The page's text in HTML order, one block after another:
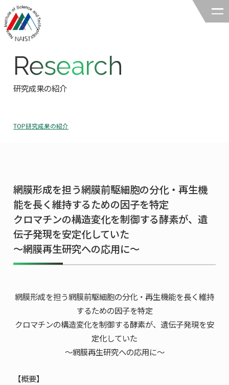
奈良先端科学技術大学院大学
領域の概要・特色
領域賞の紹介
研究室一覧
教員一覧
共用機器・設備紹介
研究成果
教育TOP
研究室への配属
セミナー情報
5年一貫コースの
国際バイオゼミナール
サマーキャンプ
海外ラボインターンシップ
キャリア
キャリアTOP
就職実績
卒業生の声
入試情報
入試情報TOP
研究＆授業
イベント
合わせ
マップ
学内限定 ENGLISH
受験生の方へ
教職員の方へ
地域・一般の方へ
Research
研究成果の紹介
TOP研究成果の紹介
網膜形成を担う網膜前駆細胞の分化・再生機
能を長く維持するための因子を特定
クロマチンの構造変化を制御する酵素が、遺
伝子発現を安定化していた
～網膜再生研究への応用に～
網膜形成を担う網膜前駆細胞の分化・再生機能を長く維持
するための因子を特定
クロマチンの構造変化を制御する酵素が、遺伝子発現を安
定化していた
～網膜再生研究への応用に～
【概要】